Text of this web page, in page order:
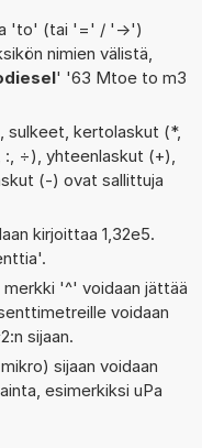
'to' (tai '=' / '->')
nimien välistä,
' '63 Mtoe to m3
sulkeet, kertolaskut (*,
÷), yhteenlaskut (+),
(-) ovat sallittuja
kirjoittaa 1,32e5.
'^' voidaan jättää
voidaan
sijaan.
sijaan voidaan
esimerkiksi uPa